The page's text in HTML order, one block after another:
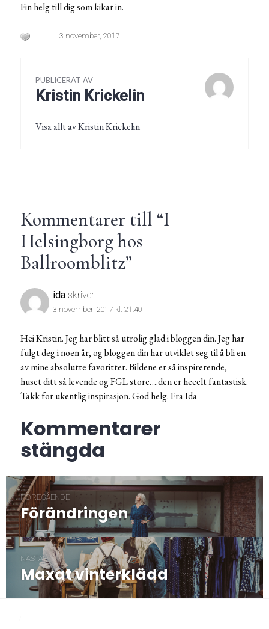
Fin helg till dig som kikar in.
3 november, 2017
PUBLICERAT AV
Kristin Krickelin
Visa allt av Kristin Krickelin
Kommentarer till “I
Helsingborg hos
Ballroomblitz”
ida skriver:
3 november, 2017 kl. 21:40
Hei Kristin. Jeg har blitt så utrolig glad i bloggen din. Jeg har
fulgt deg i noen år, og bloggen din har utviklet seg til å bli en
av mine absolutte favoritter. Bildene er så inspirerende,
huset ditt så levende og FGL store….den er heeelt fantastisk.
Takk for ukentlig inspirasjon. God helg. Fra Ida
Kommentarer
stängda
Inläggsnavigering
FÖREGÅENDE
Föregående
post:
Förändringen
NÄSTA
Nästa
post:
Maxat vinterklädd